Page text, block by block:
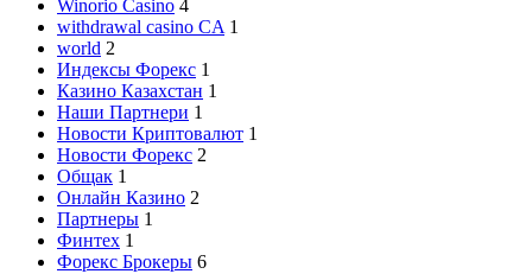
Winorio Casino 4
withdrawal casino CA 1
world 2
Индексы Форекс 1
Казино Казахстан 1
Наши Партнери 1
Новости Криптовалют 1
Новости Форекс 2
Общак 1
Онлайн Казино 2
Партнеры 1
Финтех 1
Форекс Брокеры 6